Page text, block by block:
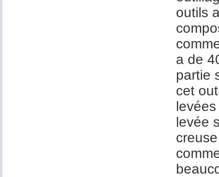
outils
a de
partie
cet
levée